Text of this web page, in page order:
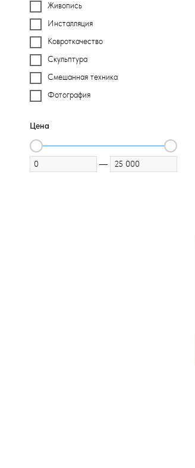
Живопись
Инсталляция
Ковроткачество
Скульптура
Смешанная техника
Фотография
Цена
—